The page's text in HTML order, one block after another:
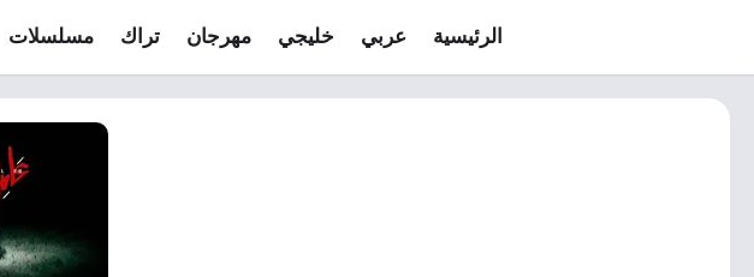
الرئيسية عربي خليجي مهرجان تراك مسلسلات